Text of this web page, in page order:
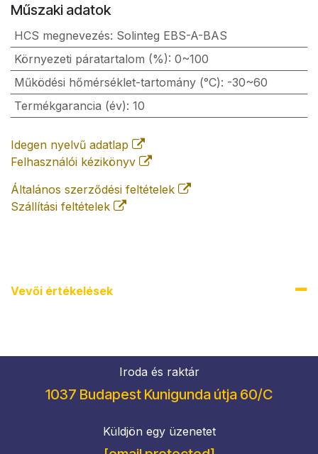
Műszaki adatok
HCS megnevezés: Solinteg EBS-A-BAS
Környezeti páratartalom (%): 0~100
Működési hőmérséklet-tartomány (°C): -30~60
Termékgarancia (év): 10
Idegen nyelvű adatlap
Felhasználói kézikönyv
Általános szerződési feltételek
Szállítási feltételek
Vevői értékel​ések
Iroda és raktár
1037 Budapest Kunigunda útja 60/C
Küldjön egy üzenetet